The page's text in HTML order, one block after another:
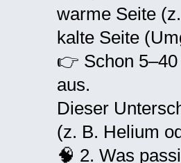
warme Seite
kalte Seite
👉 Schon
aus.
Dieser
(z. B. Helium
🧠 2. Was